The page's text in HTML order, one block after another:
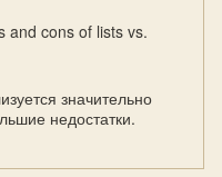
and cons of lists vs.
значительно
недостатки.